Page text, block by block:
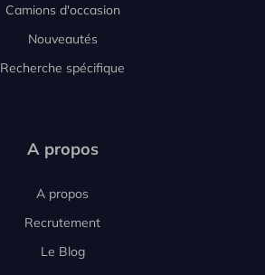
Camions d'occasion
Nouveautés
Recherche spécifique
A propos
A propos
Recrutement
Le Blog